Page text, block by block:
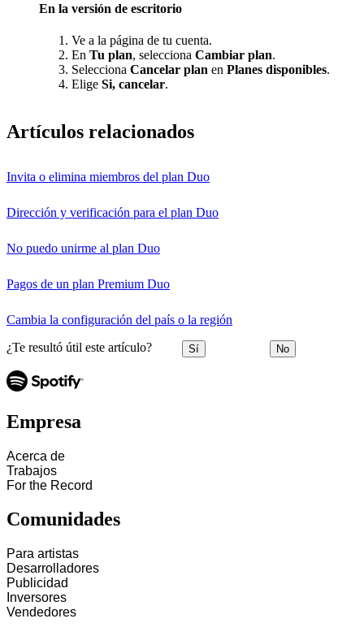
En la versión de escritorio
Ve a la página de tu cuenta.
En Tu plan, selecciona Cambiar plan.
Selecciona Cancelar plan en Planes disponibles.
Elige Si, cancelar.
Artículos relacionados
Invita o elimina miembros del plan Duo
Dirección y verificación para el plan Duo
No puedo unirme al plan Duo
Pagos de un plan Premium Duo
Cambia la configuración del país o la región
¿Te resultó útil este artículo? Sí No
Empresa
Acerca de
Trabajos
For the Record
Comunidades
Para artistas
Desarrolladores
Publicidad
Inversores
Vendedores